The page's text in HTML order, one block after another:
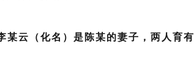
云（化名）是陈某的妻子，两人育有